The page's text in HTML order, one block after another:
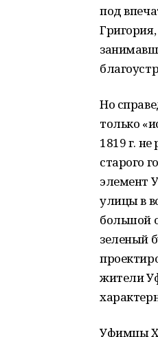
под
Но
только
1819 г.
старого
элемент
улицы в
большой
зеленый
жители
Уфимцы